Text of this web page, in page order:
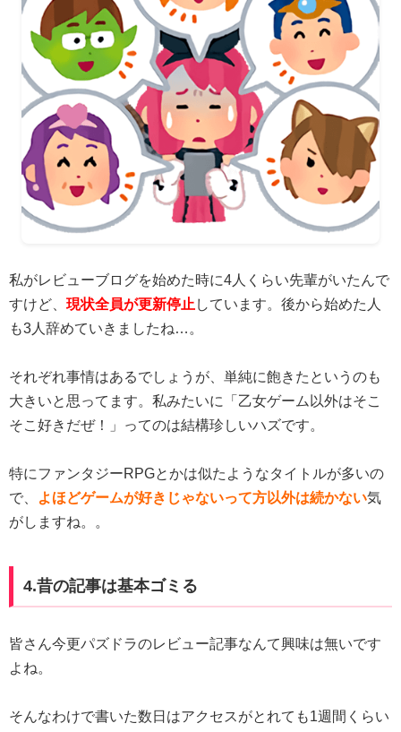
私がレビューブログを始めた時に4人くらい先輩がいたんで
すけど、 現状全員が更新停止 しています。後から始めた人
も3人辞めていきましたね…。
それぞれ事情はあるでしょうが、単純に飽きたというのも
大きいと思ってます。私みたいに「乙女ゲーム以外はそこ
そこ好きだぜ！」ってのは結構珍しいハズです。
特にファンタジーRPGとかは似たようなタイトルが多いの
で、
よほどゲームが好きじゃないって方以外は続かない気
がしますね。。
4.昔の記事は基本ゴミる
皆さん今更パズドラのレビュー記事なんて興味は無いです
よね。
そんなわけで書いた数日はアクセスがとれても1週間くらい